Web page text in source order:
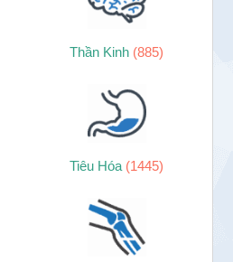
Thần Kinh (885)
Tiêu Hóa (1445)